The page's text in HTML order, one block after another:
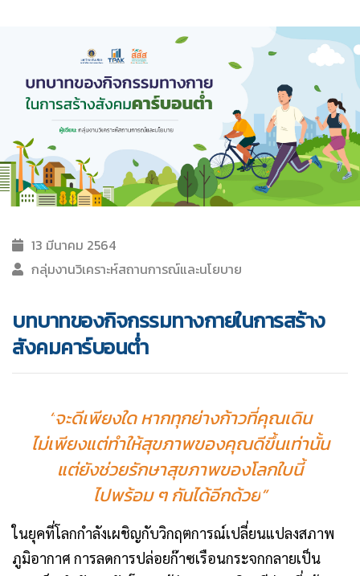
13 มีนาคม 2564
กลุ่มงานวิเคราะห์สถานการณ์และนโยบาย
บทบาทของกิจกรรมทางกายในการสร้าง
สังคมคาร์บอนต่ำ
“จะดีเพียงใด หากทุกย่างก้าวที่คุณเดิน
ไม่เพียงแต่ทำให้สุขภาพของคุณดีขึ้นเท่านั้น
แต่ยังช่วยรักษาสุขภาพของโลกใบนี้
ไปพร้อม ๆ กันได้อีกด้วย”
ในยุคที่โลกกำลังเผชิญกับวิกฤตการณ์เปลี่ยนแปลงสภาพ
ภูมิอากาศ การลดการปล่อยก๊าซเรือนกระจกกลายเป็น